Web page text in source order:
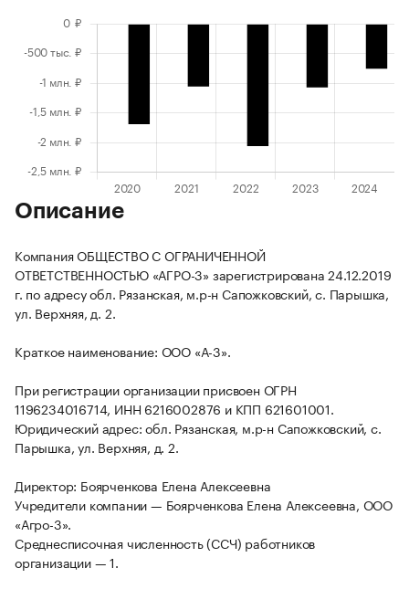
Описание
Компания ОБЩЕСТВО С ОГРАНИЧЕННОЙ
ОТВЕТСТВЕННОСТЬЮ «АГРО-3» зарегистрирована 24.12.2019
г. по адресу обл. Рязанская, м.р-н Сапожковский, с. Парышка,
ул. Верхняя, д. 2.
Краткое наименование: ООО «А-3».
При регистрации организации присвоен ОГРН
1196234016714, ИНН 6216002876 и КПП 621601001.
Юридический адрес: обл. Рязанская, м.р-н Сапожковский, с.
Парышка, ул. Верхняя, д. 2.
Директор: Боярченкова Елена Алексеевна
Учредители компании — Боярченкова Елена Алексеевна, ООО
«Агро-3».
Среднесписочная численность (ССЧ) работников
организации — 1.